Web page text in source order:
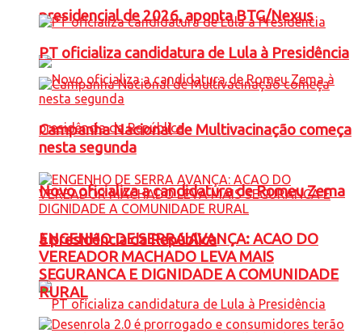
presidencial de 2026, aponta BTG/Nexus
Novo oficializa a candidatura de Romeu Zema
à presidência da República
PT oficializa candidatura de Lula à Presidência
Campanha Nacional de Multivacinação começa
nesta segunda
ENGENHO DE SERRA AVANÇA: ACAO DO
VEREADOR MACHADO LEVA MAIS
SEGURANCA E DIGNIDADE A COMUNIDADE
RURAL